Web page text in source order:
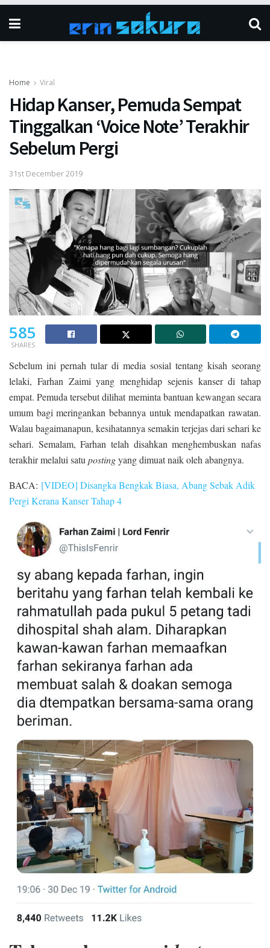
Home Viral
Hidap Kanser, Pemuda Sempat
Tinggalkan ‘Voice Note’ Terakhir
Sebelum Pergi
31st December 2019
585
SHARES
Sebelum ini pernah tular di media sosial tentang kisah seorang
lelaki, Farhan Zaimi yang menghidap sejenis kanser di tahap
empat. Pemuda tersebut dilihat meminta bantuan kewangan secara
umum bagi meringankan bebannya untuk mendapatkan rawatan.
Walau bagaimanapun, kesihatannya semakin terjejas dari sehari ke
sehari. Semalam, Farhan telah disahkan menghembuskan nafas
terakhir melalui satu postingyang dimuat naik oleh abangnya.
BACA: [VIDEO] Disangka Bengkak Biasa, Abang Sebak Adik
Pergi Kerana Kanser Tahap 4